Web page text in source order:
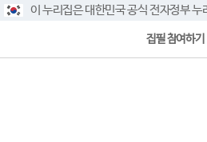
이 누리집은 대한민국 공식 전자정부 누
집필 참여하기